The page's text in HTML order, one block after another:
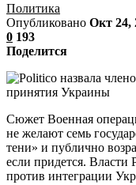
Политика
Опубликовано Окт 24,
0 193
Поделится
Сюжет Военная
не желают семь
тени» и публично
если придется.
против интеграции